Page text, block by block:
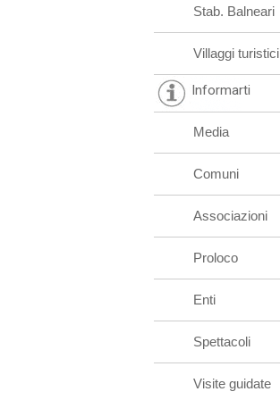
Stab. Balneari
Villaggi turistici
Informarti
Media
Comuni
Associazioni
Proloco
Enti
Spettacoli
Visite guidate